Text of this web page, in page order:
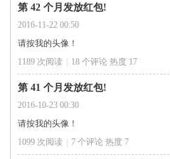
规
第 42 个月发放红包!
2016-11-22 00:50
请按我的头像！
1189 次阅读
18 个评论 热度 17
第 41 个月发放红包!
2016-10-23 00:30
请按我的头像！
1099 次阅读
7 个评论 热度 7